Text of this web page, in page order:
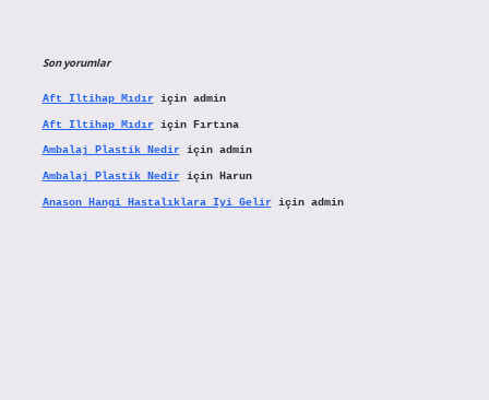
Son yorumlar
Aft Iltihap Mıdıriçin admin
Aft Iltihap Mıdıriçin Fırtına
Ambalaj Plastik Nediriçin admin
Ambalaj Plastik Nediriçin Harun
Anason Hangi Hastalıklara Iyi Geliriçin admin